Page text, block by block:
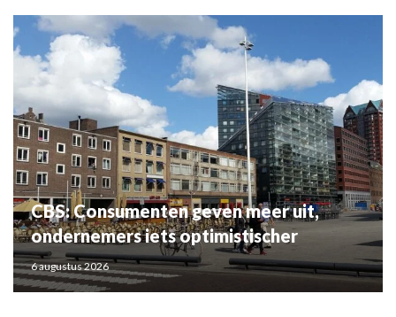
CBS: Consumenten geven meer uit,
ondernemers iets optimistischer
6 augustus 2026